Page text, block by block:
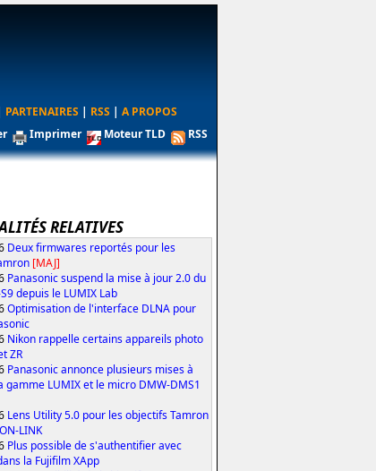
PARTENAIRES | RSS | A PROPOS
Imprimer Moteur TLD RSS
RELATIVES
Deux firmwares reportés pour les
[MAJ]
Panasonic suspend la mise à jour 2.0 du
depuis le LUMIX Lab
Optimisation de l'interface DLNA pour
Nikon rappelle certains appareils photo
ZR
Panasonic annonce plusieurs mises à
gamme LUMIX et le micro DMW-DMS1
Lens Utility 5.0 pour les objectifs Tamron
LINK
Plus possible de s'authentifier avec
la Fujifilm XApp